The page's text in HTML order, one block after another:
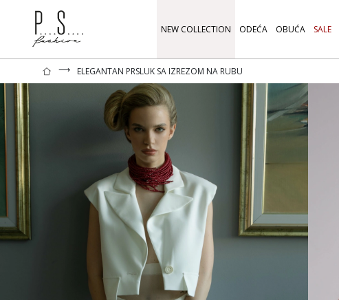
NEW COLLECTION ODEĆA OBUĆA SALE
⟶ ELEGANTAN PRSLUK SA IZREZOM NA RUBU